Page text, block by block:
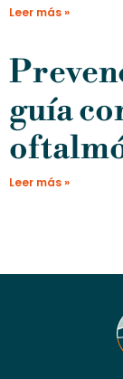
Leer más »
guía
Leer más »